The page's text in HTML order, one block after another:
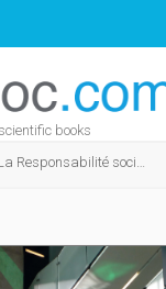
books
sociale des entreprises à l'égard des cultures, des religions et des convictions